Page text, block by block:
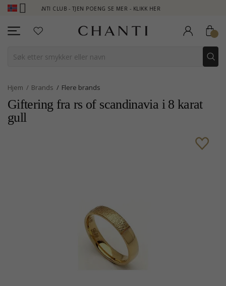
CHANTI CLUB - TJEN POENG SE MER - KLIKK HER
Hjem Brands Flere brands
Giftering fra rs of scandinavia i 8 karat
gull